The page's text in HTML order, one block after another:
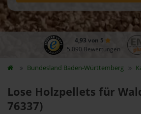
4,93 von 5
5.090 Bewertungen
Bundesland Baden-Württemberg
Lose Holzpellets für
76337)